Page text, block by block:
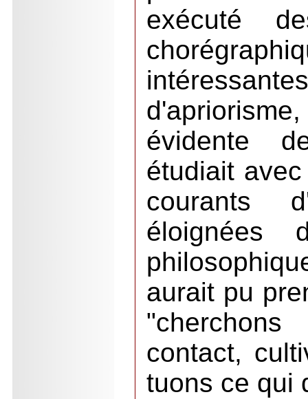
exécuté
évidente
étudiait
courants
éloignées
aurait pu
contact,
tuons ce qui